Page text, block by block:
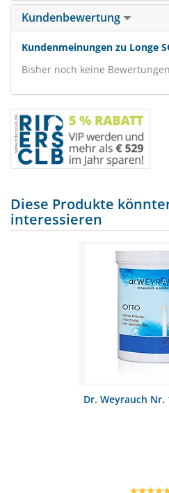
Kundenbewertung
Kundenmeinungen zu Longe
Bisher noch keine Bewertungen
Diese Produkte
interessieren
Dr. Weyrauch Nr.